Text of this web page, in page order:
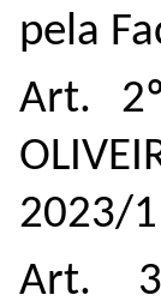
pela
Art.
2023/
Art.